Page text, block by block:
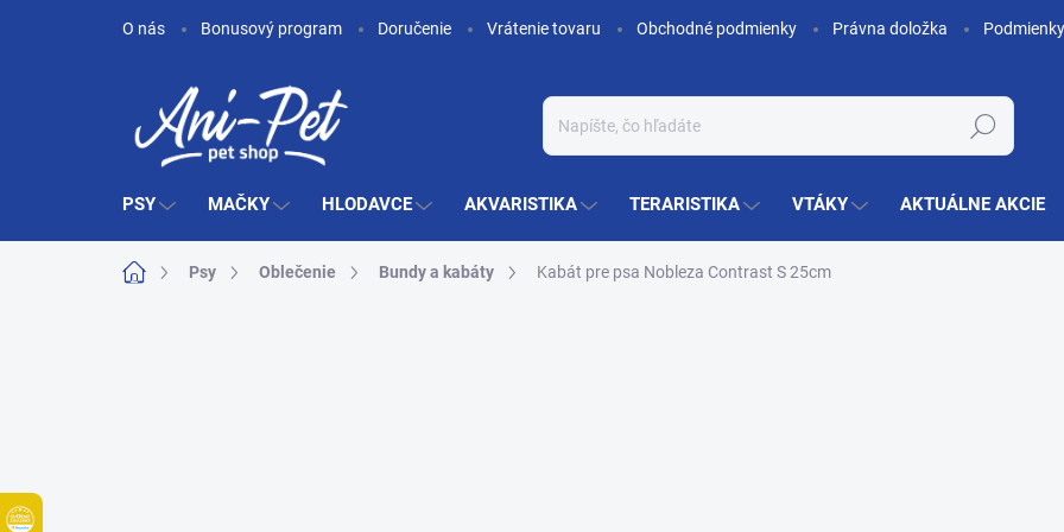
O nás Bonusový program Doručenie Vrátenie tovaru Obchodné podmienky Právna doložka
Hľadať
PSY MAČKY HLODAVCE AKVARISTIKA TERARISTIKA VTÁKY AKTUÁLNE AKCIE
DomovPsy Oblečenie Bundy a kabáty Kabát pre psa Nobleza Contrast S 25cm